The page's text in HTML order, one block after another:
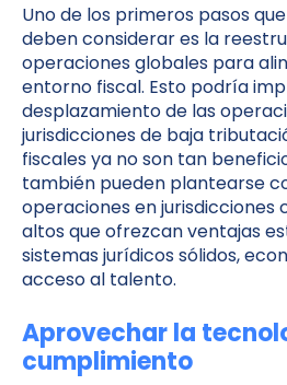
Uno de los primeros pasos
deben considerar es la
operaciones globales para
entorno fiscal. Esto podría
desplazamiento de las
jurisdicciones de baja
fiscales ya no son tan
también pueden plantearse
operaciones en jurisdicciones
altos que ofrezcan ventajas
sistemas jurídicos sólidos,
acceso al talento.
Aprovechar la
cumplimiento